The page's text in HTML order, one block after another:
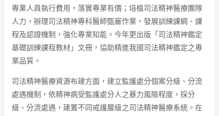
專業人員執行費用，落實專業有價；培植司法精神醫療團隊
人力，辦理司法精神專科醫師甄審作業，發展訓練課綱、課
程及認證機制，強化專業知能。今年更出版「司法精神鑑定
基礎訓練課程教材」文冊，協助精進我國司法精神鑑定之專
業品質。
司法精神醫療資源布建方面，建立監護處分個案分級、分流
處遇機制，依精神病受監護處分人之暴力風險程度，採分
級、分流處遇，建置不同戒護層級之司法精神醫療系統。在